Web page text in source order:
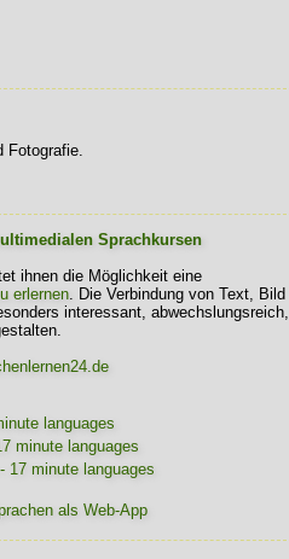
Fotografie.
Sprachkursen
ihnen die Möglichkeit eine
erlernen. Die Verbindung von Text, Bild
interessant, abwechslungsreich,
languages
minute languages
17 minute languages
als Web-App